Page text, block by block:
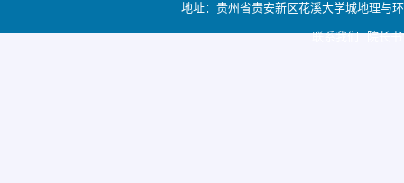
地址：贵州省贵安新区花溪大学城地理与
联系我们 院长书